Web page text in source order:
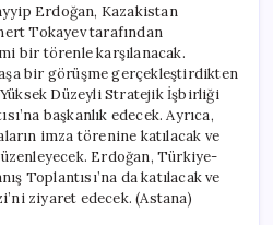
için
Erdoğan, Kazakistan
Tokayev tarafından
bir törenle karşılanacak.
bir görüşme gerçekleştirdikten
Düzeyli Stratejik İşbirliği
başkanlık edecek. Ayrıca,
imza törenine katılacak ve
Erdoğan, Türkiye-
Toplantısı’na da katılacak ve
ziyaret edecek. (Astana)